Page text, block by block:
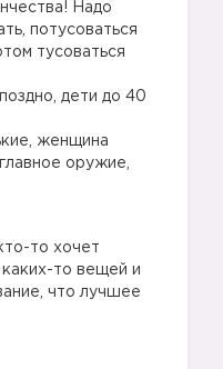
Надо
потусоваться
тусоваться
дети до 40
женщина
оружие,
то хочет
каких-то вещей и
что лучшее